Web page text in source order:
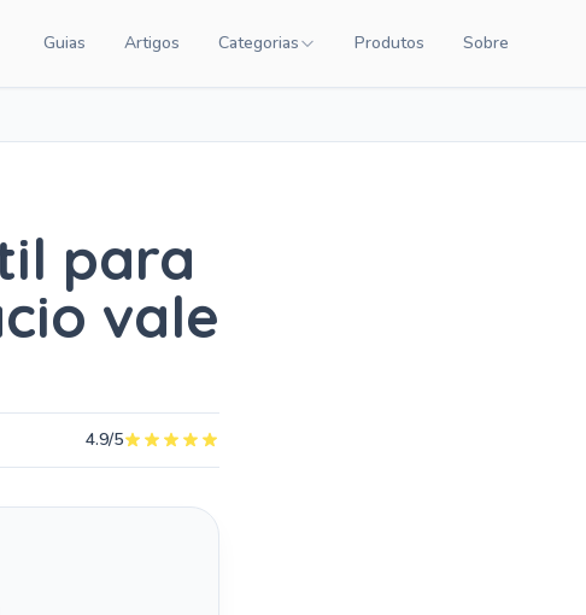
Guias Artigos Categorias
Carrinhos de Bebê
Produtos Sobre
para
vale
4.9/5